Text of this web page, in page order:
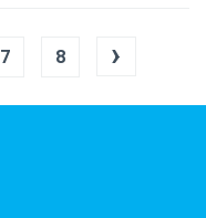
7 8 ›